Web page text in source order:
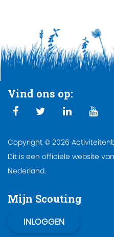
Vind ons op:
Copyright © 2026
Dit is een officiële website
Nederland.
Mijn Scouting